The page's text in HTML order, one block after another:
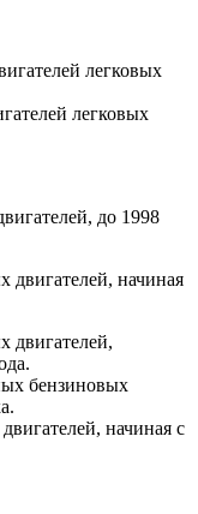
легковых
легковых
до 1998
двигателей, начиная
двигателей,
бензиновых
начиная с